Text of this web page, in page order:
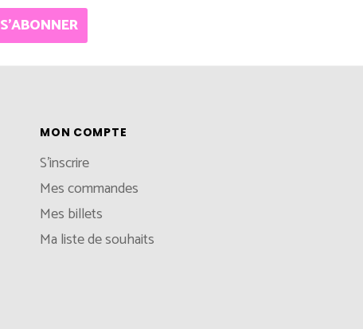
S'ABONNER
MON COMPTE
S'inscrire
Mes commandes
Mes billets
Ma liste de souhaits